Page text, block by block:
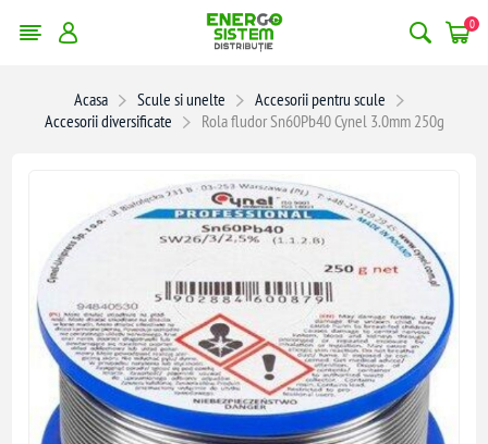
0
Acasa Scule si unelte
Accesorii pentru scule
Accesorii diversificate
Rola fludor Sn60Pb40 Cynel 3.0mm 250g